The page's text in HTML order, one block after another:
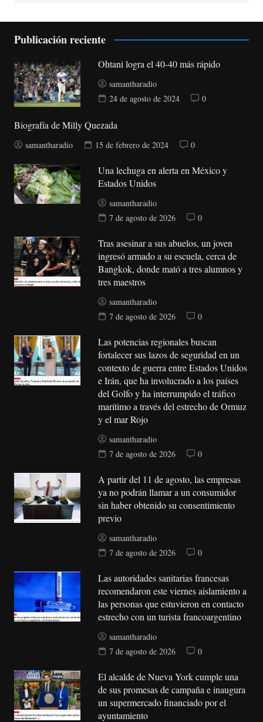
Publicación reciente
Ohtani logra el 40-40 más rápido
samantharadio
24 de agosto de 2024
0
Biografía de Milly Quezada
samantharadio 15 de febrero de 2024 0
Una lechuga en alerta en México y
Estados Unidos
samantharadio
7 de agosto de 2026
0
Tras asesinar a sus abuelos, un joven
ingresó armado a su escuela, cerca de
Bangkok, donde mató a tres alumnos y
tres maestros
samantharadio
7 de agosto de 2026
0
Las potencias regionales buscan
fortalecer sus lazos de seguridad en un
contexto de guerra entre Estados Unidos
e Irán, que ha involucrado a los países
del Golfo y ha interrumpido el tráfico
marítimo a través del estrecho de Ormuz
y el mar Rojo
samantharadio
7 de agosto de 2026
0
A partir del 11 de agosto, las empresas
ya no podrán llamar a un consumidor
sin haber obtenido su consentimiento
previo
samantharadio
7 de agosto de 2026
0
Las autoridades sanitarias francesas
recomendaron este viernes aislamiento a
las personas que estuvieron en contacto
estrecho con un turista francoargentino
samantharadio
7 de agosto de 2026
0
El alcalde de Nueva York cumple una
de sus promesas de campaña e inaugura
un supermercado financiado por el
ayuntamiento